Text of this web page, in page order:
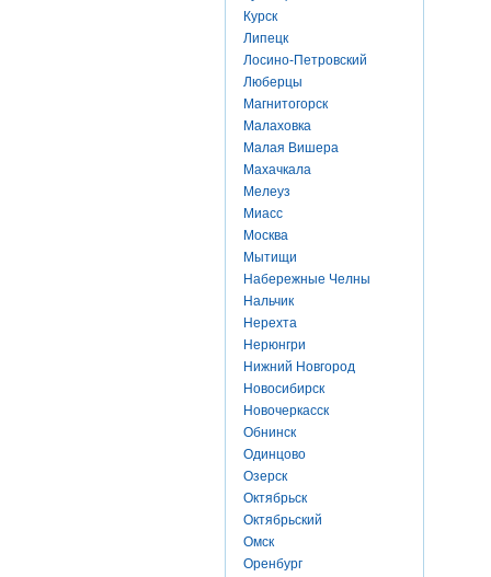
Курск
Липецк
Лосино-Петровский
Люберцы
Магнитогорск
Малаховка
Малая Вишера
Махачкала
Мелеуз
Миасс
Москва
Мытищи
Набережные Челны
Нальчик
Нерехта
Нерюнгри
Нижний Новгород
Новосибирск
Новочеркасск
Обнинск
Одинцово
Озерск
Октябрьск
Октябрьский
Омск
Оренбург